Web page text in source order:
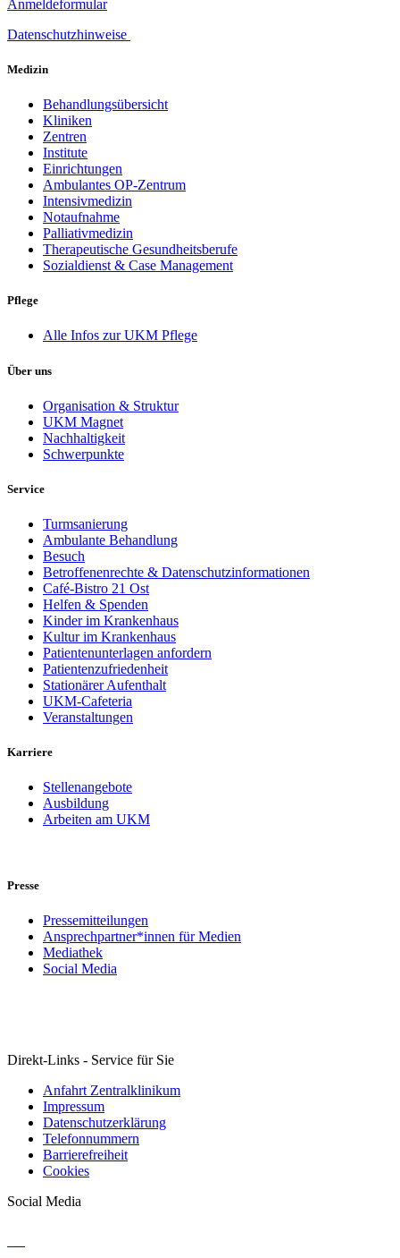
Anmeldeformular
Datenschutzhinweise
Medizin
Behandlungsübersicht
Kliniken
Zentren
Institute
Einrichtungen
Ambulantes OP-Zentrum
Intensivmedizin
Notaufnahme
Palliativmedizin
Therapeutische Gesundheitsberufe
Sozialdienst & Case Management
Pflege
Alle Infos zur UKM Pflege
Über uns
Organisation & Struktur
UKM Magnet
Nachhaltigkeit
Schwerpunkte
Service
Turmsanierung
Ambulante Behandlung
Besuch
Betroffenenrechte & Datenschutzinformationen
Café-Bistro 21 Ost
Helfen & Spenden
Kinder im Krankenhaus
Kultur im Krankenhaus
Patientenunterlagen anfordern
Patientenzufriedenheit
Stationärer Aufenthalt
UKM-Cafeteria
Veranstaltungen
Karriere
Stellenangebote
Ausbildung
Arbeiten am UKM
Presse
Pressemitteilungen
Ansprechpartner*innen für Medien
Mediathek
Social Media
Direkt-Links - Service für Sie
Anfahrt Zentralklinikum
Impressum
Datenschutzerklärung
Telefonnummern
Barrierefreiheit
Cookies
Social Media